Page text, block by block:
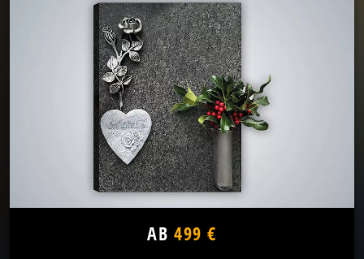
AB 499 €